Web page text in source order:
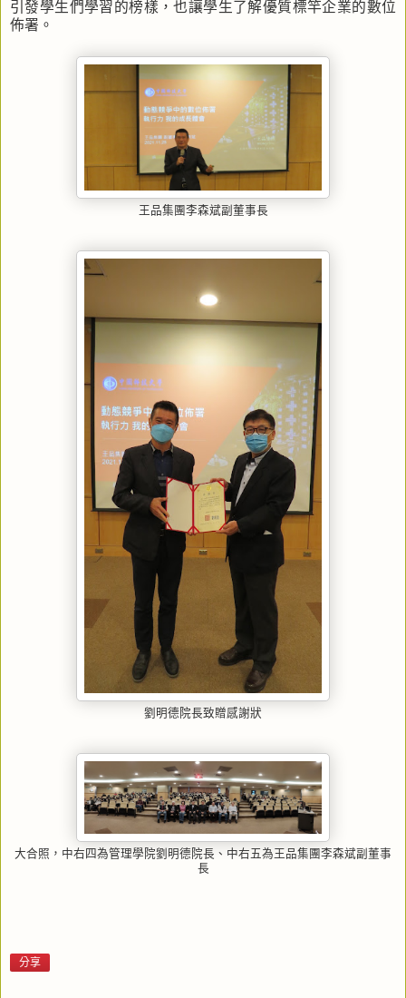
引發學生們學習的榜樣，也讓學生了解優質標竿企業的數位
佈署。
王品集團李森斌副董事長
劉明德院長致贈感謝狀
大合照，中右四為管理學院劉明德院長、中右五為王品集團李森斌副董事
長
分享